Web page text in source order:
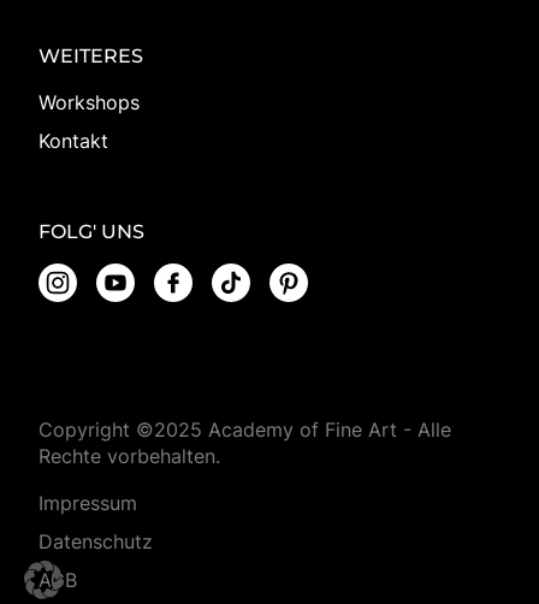
WEITERES
Workshops
Kontakt
FOLG' UNS
Copyright ©2025 Academy of Fine Art - Alle
Rechte vorbehalten.
Impressum
Datenschutz
AGB